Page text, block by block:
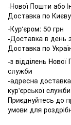
-Нової Пошти або
Доставка по
-Кур'єром: 50 грн
-Доставка в день
Доставка по
-з відділень
служби
-адресна
кур'єрської служби
Приєднуйтесь до
умови для